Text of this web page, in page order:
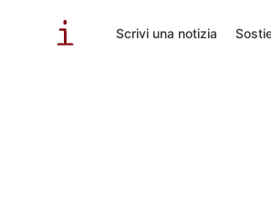
Scrivi una notizia